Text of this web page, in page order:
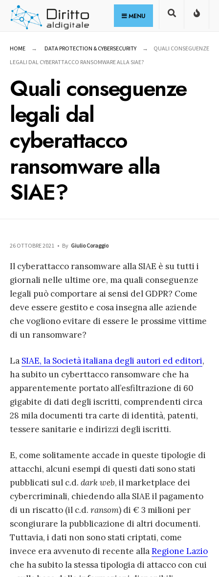
Skip
MENU
HOME DATA PROTECTION & CYBERSECURITY
QUALI CONSEGUENZE
LEGALI DAL CYBERATTACCO RANSOMWARE ALLA SIAE?
Quali conseguenze
legali dal
cyberattacco
ransomware alla
SIAE?
26 OTTOBRE 2021 • By Giulio Coraggio
Il cyberattacco ransomware alla SIAE è su tutti i
giornali nelle ultime ore, ma quali conseguenze
legali può comportare ai sensi del GDPR? Come
deve essere gestito e cosa insegna alle aziende
che vogliono evitare di essere le prossime vittime
di un ransomware?
La SIAE, la Società italiana degli autori ed editori,
ha subito un cyberttacco ransomware che ha
apparentemente portato all’esfiltrazione di 60
gigabite di dati degli iscritti, comprendenti circa
28 mila documenti tra carte di identità, patenti,
tessere sanitarie e indirizzi degli iscritti.
E, come solitamente accade in queste tipologie di
attacchi, alcuni esempi di questi dati sono stati
pubblicati sul c.d. dark web, il marketplace dei
cybercriminali, chiedendo alla SIAE il pagamento
di un riscatto (il c.d. ransom) di € 3 milioni per
scongiurare la pubblicazione di altri documenti.
Tuttavia, i dati non sono stati criptati, come
invece era avvenuto di recente allaRegione Lazio
che ha subito la stessa tipologia di attacco con cui